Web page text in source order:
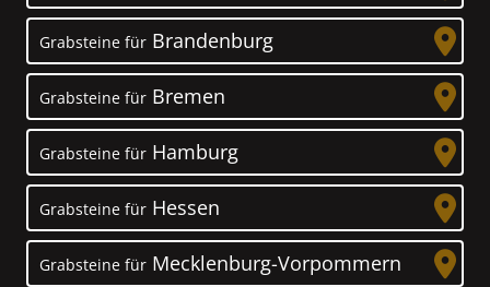
Grabsteine für Brandenburg
Grabsteine für Bremen
Grabsteine für Hamburg
Grabsteine für Hessen
Grabsteine für Mecklenburg-Vorpommern